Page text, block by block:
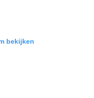
bekijken